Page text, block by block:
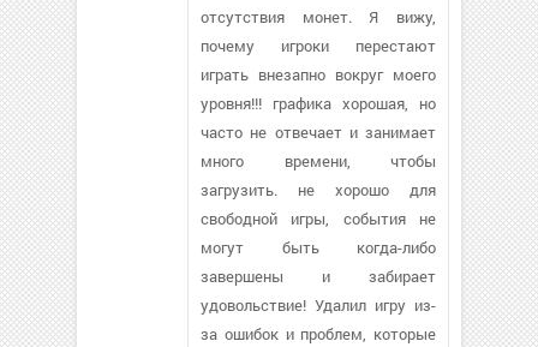
отсутствия монет. Я вижу,
почему игроки перестают
играть внезапно вокруг моего
уровня!!! графика хорошая, но
часто не отвечает и занимает
много времени, чтобы
загрузить. не хорошо для
свободной игры, события не
могут быть когда-либо
завершены и забирает
удовольствие! Удалил игру из-
за ошибок и проблем, которые